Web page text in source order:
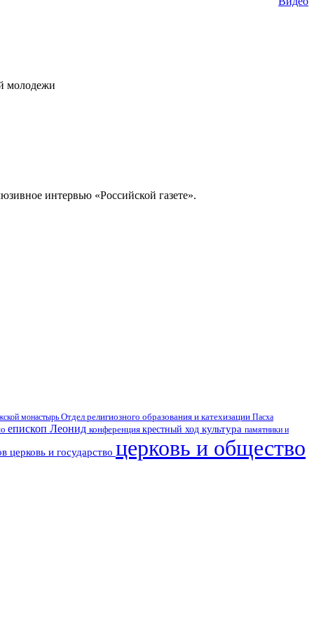
молодежи
интервью «Российской газете».
монастырь Отдел религиозного образования и катехизации Пасха
епископ Леонид конференция крестный ход культура памятники и
церковь и государство церковь и общество